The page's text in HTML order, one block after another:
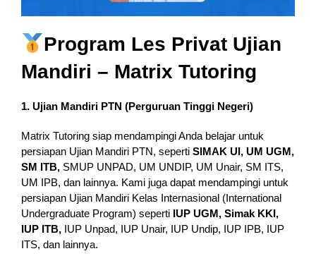
Program Les Privat Ujian
Mandiri – Matrix Tutoring
1. Ujian Mandiri PTN (Perguruan Tinggi Negeri)
Matrix Tutoring siap mendampingi Anda belajar untuk
persiapan Ujian Mandiri PTN, seperti SIMAK UI, UM UGM,
SM ITB, SMUP UNPAD, UM UNDIP, UM Unair, SM ITS,
UM IPB, dan lainnya. Kami juga dapat mendampingi untuk
persiapan Ujian Mandiri Kelas Internasional (International
Undergraduate Program) seperti IUP UGM, Simak KKI,
IUP ITB,IUP Unpad, IUP Unair, IUP Undip, IUP IPB, IUP
ITS, dan lainnya.